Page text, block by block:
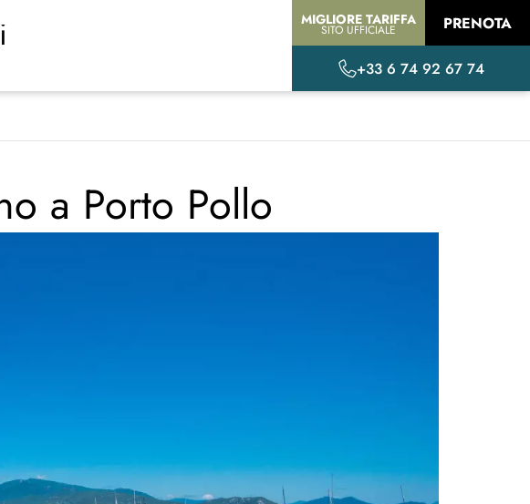
MIGLIORE TARIFFA
SITO UFFICIALE PRENOTA
+33 6 74 92 67 74
a Porto Pollo